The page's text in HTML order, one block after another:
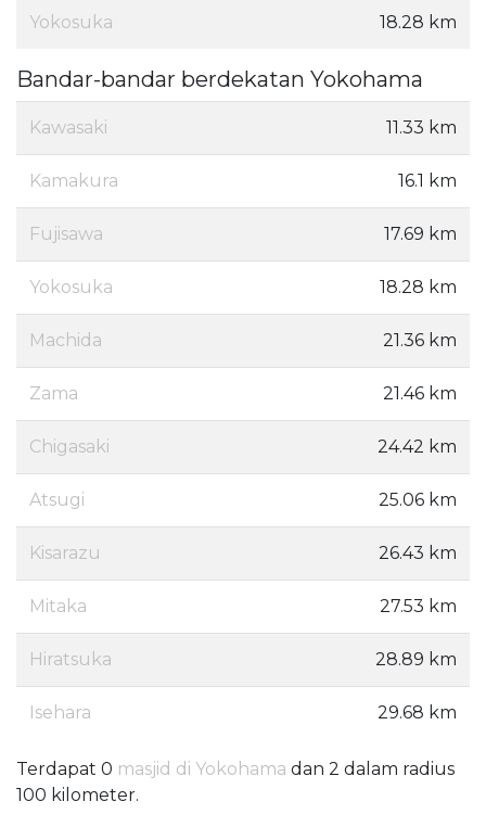
Yokosuka 18.28 km
Bandar-bandar berdekatan Yokohama
Kawasaki 11.33 km
Kamakura 16.1 km
Fujisawa 17.69 km
Yokosuka 18.28 km
Machida 21.36 km
Zama 21.46 km
Chigasaki 24.42 km
Atsugi 25.06 km
Kisarazu 26.43 km
Mitaka 27.53 km
Hiratsuka 28.89 km
Isehara 29.68 km
Terdapat 0 masjid di Yokohama dan 2 dalam radius
100 kilometer.